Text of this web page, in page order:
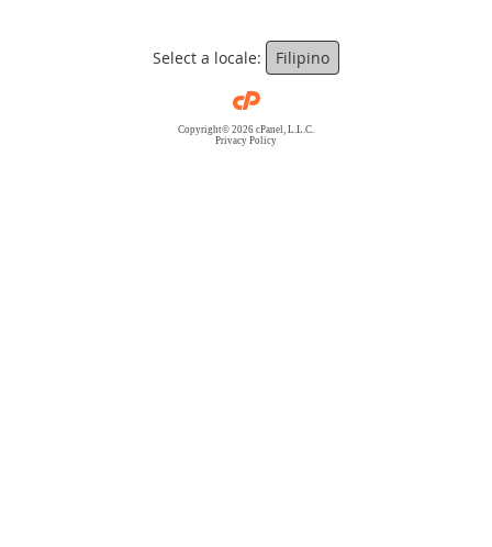
Select a locale: Filipino
Copyright© 2026 cPanel, L.L.C.
Privacy Policy